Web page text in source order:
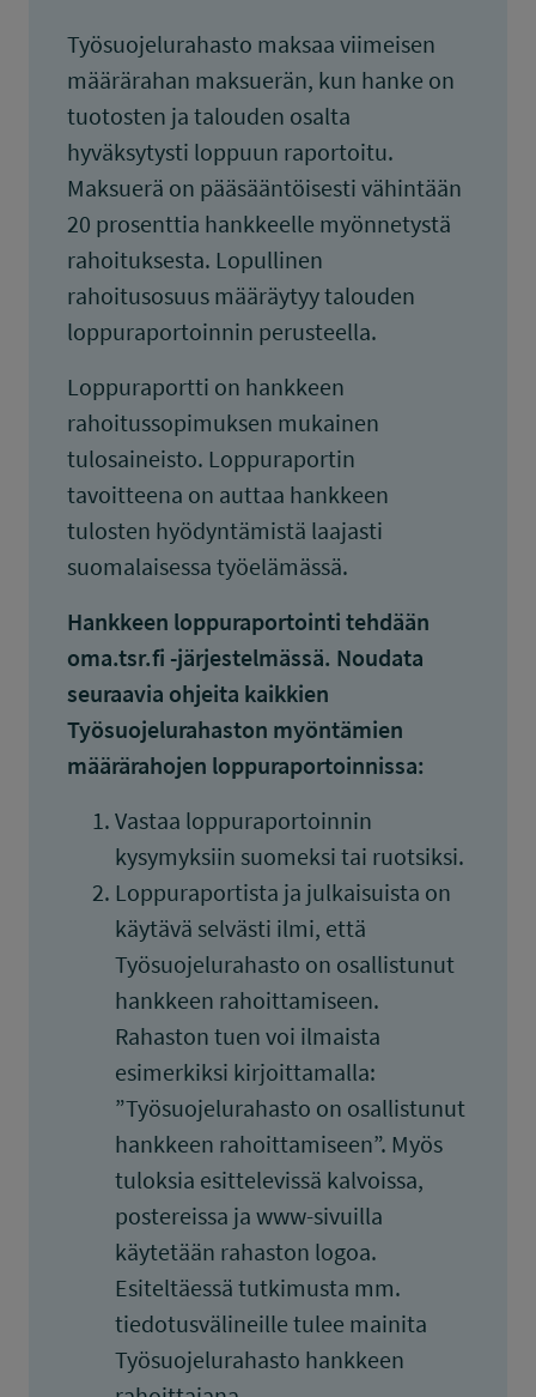
Työsuojelurahasto maksaa viimeisen
määrärahan maksuerän, kun hanke on
tuotosten ja talouden osalta
hyväksytysti loppuun raportoitu.
Maksuerä on pääsääntöisesti vähintään
20 prosenttia hankkeelle myönnetystä
rahoituksesta. Lopullinen
rahoitusosuus määräytyy talouden
loppuraportoinnin perusteella.
Loppuraportti on hankkeen
rahoitussopimuksen mukainen
tulosaineisto. Loppuraportin
tavoitteena on auttaa hankkeen
tulosten hyödyntämistä laajasti
suomalaisessa työelämässä.
Hankkeen loppuraportointi tehdään
oma.tsr.fi -järjestelmässä. Noudata
seuraavia ohjeita kaikkien
Työsuojelurahaston myöntämien
määrärahojen loppuraportoinnissa:
Vastaa loppuraportoinnin
kysymyksiin suomeksi tai ruotsiksi.
Loppuraportista ja julkaisuista on
käytävä selvästi ilmi, että
Työsuojelurahasto on osallistunut
hankkeen rahoittamiseen.
Rahaston tuen voi ilmaista
esimerkiksi kirjoittamalla:
”Työsuojelurahasto on osallistunut
hankkeen rahoittamiseen”. Myös
tuloksia esittelevissä kalvoissa,
postereissa ja www-sivuilla
käytetään rahaston logoa.
Esiteltäessä tutkimusta mm.
tiedotusvälineille tulee mainita
Työsuojelurahasto hankkeen